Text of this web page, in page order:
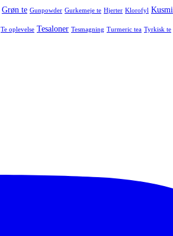
Grøn te Gunpowder Gurkemeje te Hjerter Klorofyl Kusmi
Te oplevelse Tesaloner Tesmagning Turmeric tea Tyrkisk te